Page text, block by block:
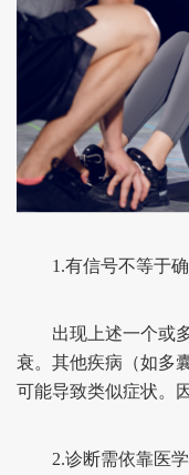
1.有信号不等于确
出现上述一个或多
衰。其他疾病（如多
可能导致类似症状。
2.诊断需依靠医学